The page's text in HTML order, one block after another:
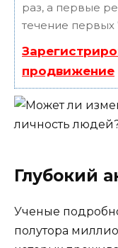
раз, а первые
течение первых
продвижение
Глубокий
Ученые
полутора